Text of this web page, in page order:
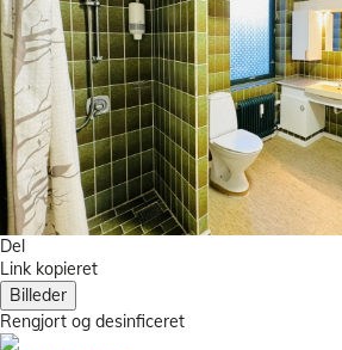
Del
Link kopieret
Billeder
Rengjort og desinficeret